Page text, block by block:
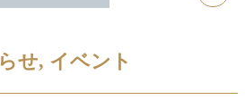
せ, イベント